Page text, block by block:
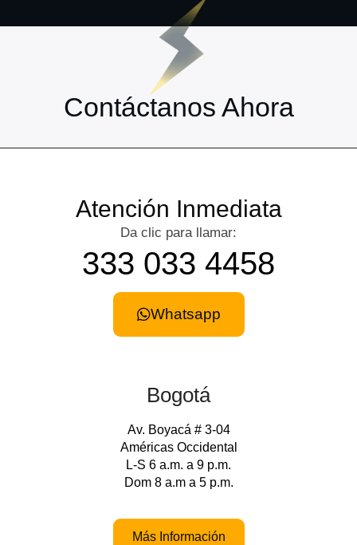
Contáctanos Ahora
Atención Inmediata
Da clic para llamar:
333 033 4458
Whatsapp
Bogotá
Av. Boyacá # 3-04
Américas Occidental
L-S 6 a.m. a 9 p.m.
Dom 8 a.m a 5 p.m.
Más Información